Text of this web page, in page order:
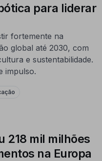
para liderar
fortemente na
global até 2030, com
e sustentabilidade.
impulso.
218 mil milhões
na Europa